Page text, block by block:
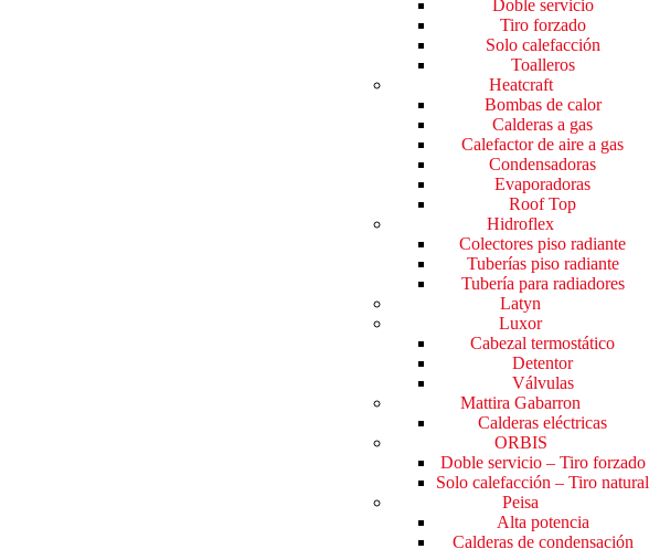
Doble servicio
Tiro forzado
Solo calefacción
Toalleros
Heatcraft
Bombas de calor
Calderas a gas
Calefactor de aire a gas
Condensadoras
Evaporadoras
Roof Top
Hidroflex
Colectores piso radiante
Tuberías piso radiante
Tubería para radiadores
Latyn
Luxor
Cabezal termostático
Detentor
Válvulas
Mattira Gabarron
Calderas eléctricas
ORBIS
Doble servicio – Tiro forzado
Solo calefacción – Tiro natural
Peisa
Alta potencia
Calderas de condensación